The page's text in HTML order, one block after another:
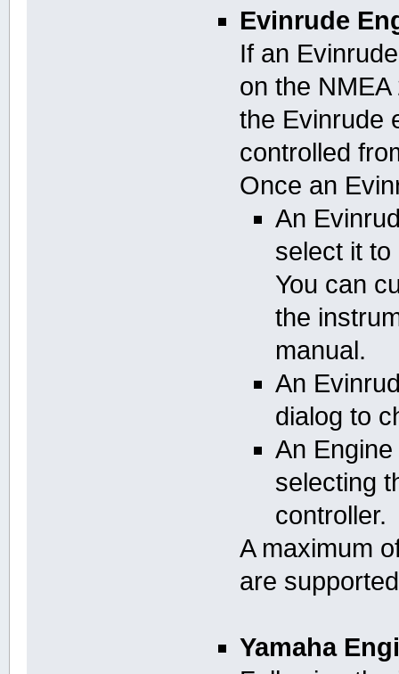
Evinrude
If an
on the
the Evinrude
controlled
Once an
An
select it
You can
the
manual.
An
dialog to
An
selecting
controller.
A maximum
are supported
Yamaha